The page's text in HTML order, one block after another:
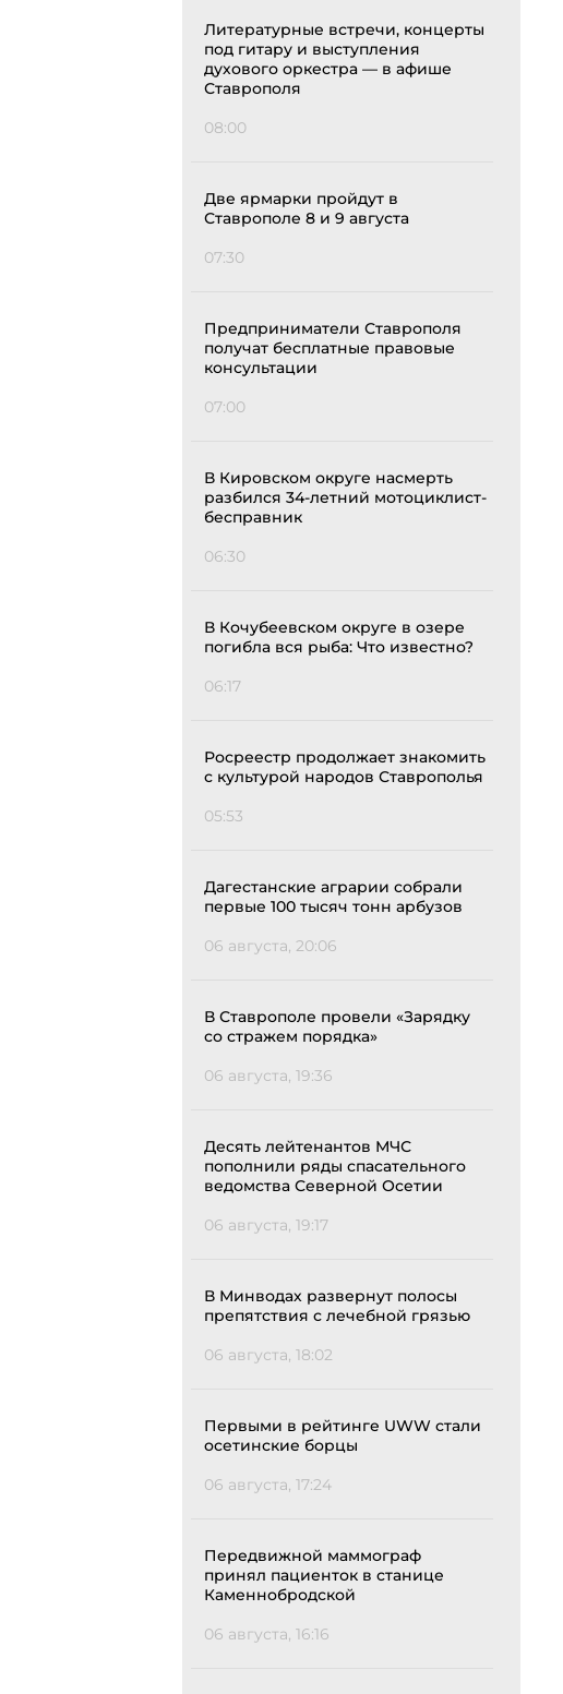
Литературные встречи, концерты
под гитару и выступления
духового оркестра — в афише
Ставрополя
08:00
Две ярмарки пройдут в
Ставрополе 8 и 9 августа
07:30
Предприниматели Ставрополя
получат бесплатные правовые
консультации
07:00
В Кировском округе насмерть
разбился 34-летний мотоциклист-
бесправник
06:30
В Кочубеевском округе в озере
погибла вся рыба: Что известно?
06:17
Росреестр продолжает знакомить
с культурой народов Ставрополья
05:53
Дагестанские аграрии собрали
первые 100 тысяч тонн арбузов
06 августа, 20:06
В Ставрополе провели «Зарядку
со стражем порядка»
06 августа, 19:36
Десять лейтенантов МЧС
пополнили ряды спасательного
ведомства Северной Осетии
06 августа, 19:17
В Минводах развернут полосы
препятствия с лечебной грязью
06 августа, 18:02
Первыми в рейтинге UWW стали
осетинские борцы
06 августа, 17:24
Передвижной маммограф
принял пациенток в станице
Каменнобродской
06 августа, 16:16